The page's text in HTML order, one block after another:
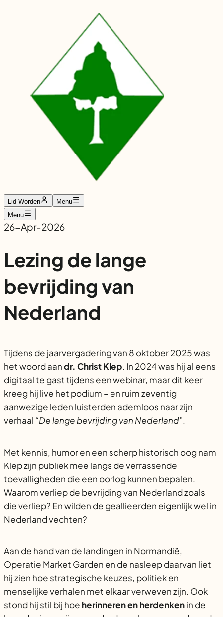
Lid Worden
Menu
Menu
26-Apr-2026
Lezing de lange
bevrijding van
Nederland
Tijdens de jaarvergadering van 8 oktober 2025 was
het woord aandr. Christ Klep. In 2024 was hij al eens
digitaal te gast tijdens een webinar, maar dit keer
kreeg hij live het podium – en ruim zeventig
aanwezige leden luisterden ademloos naar zijn
verhaal “De lange bevrijding van Nederland”.
Met kennis, humor en een scherp historisch oog nam
Klep zijn publiek mee langs de verrassende
toevalligheden die een oorlog kunnen bepalen.
Waarom verliep de bevrijding van Nederland zoals
die verliep? En wilden de geallieerden eigenlijk wel in
Nederland vechten?
Aan de hand van de landingen in Normandië,
Operatie Market Garden en de nasleep daarvan liet
hij zien hoe strategische keuzes, politiek en
menselijke verhalen met elkaar verweven zijn. Ook
stond hij stil bij hoe herinneren en herdenkenin de